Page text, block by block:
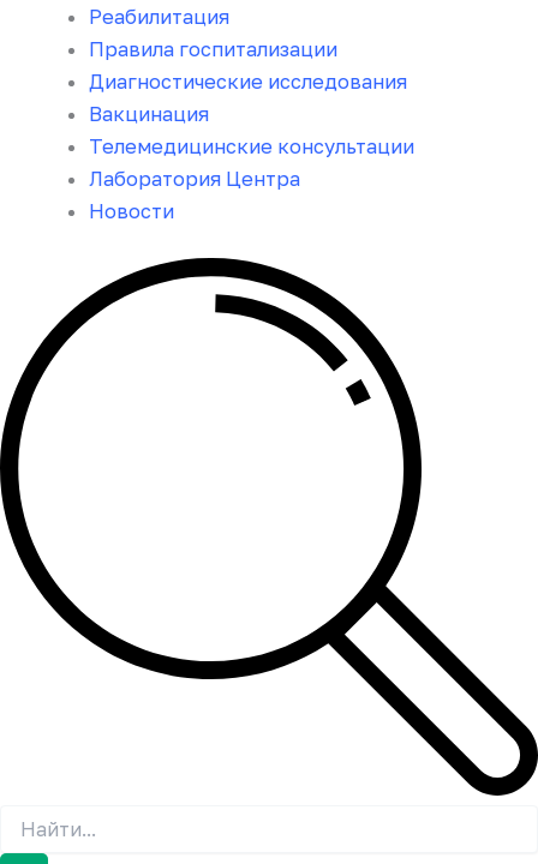
Реабилитация
Правила госпитализации
Диагностические исследования
Вакцинация
Телемедицинские консультации
Лаборатория Центра
Новости